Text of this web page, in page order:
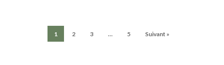
1 2 3 … 5 Suivant »